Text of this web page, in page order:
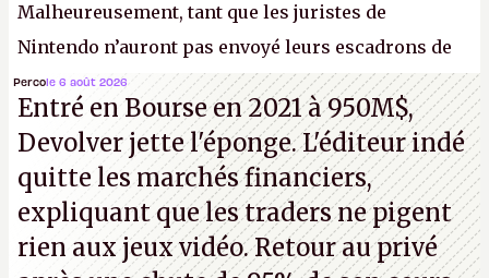
Malheureusement, tant que les juristes de
Nintendo n’auront pas envoyé leurs escadrons de
la mort judiciaires pour distribuer du copyright
strike à tour de bras, l'Oncle Sam continuera
d'étaler sa confiture intellectuelle sur vos
souvenirs d'enfance.P.
Percole 6 août 2026
Entré en Bourse en 2021 à 950M$,
Devolver jette l'éponge. L'éditeur indé
quitte les marchés financiers,
expliquant que les traders ne pigent
rien aux jeux vidéo. Retour au privé